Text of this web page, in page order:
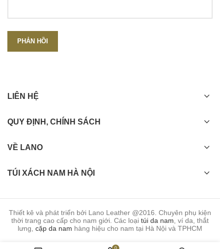
LIÊN HỆ
QUY ĐỊNH, CHÍNH SÁCH
VỀ LANO
TÚI XÁCH NAM HÀ NỘI
Thiết kê và phát triển bởi Lano Leather @2016. Chuyên phụ kiện
thời trang cao cấp cho nam giới. Các loại túi da nam, ví da, thắt
lưng, cặp da nam hàng hiệu cho nam tại Hà Nội và TPHCM
0